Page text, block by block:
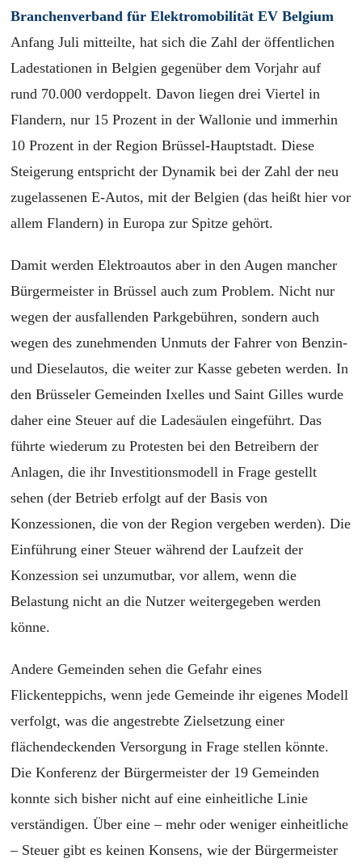
Branchenverband für Elektromobilität EV Belgium
Anfang Juli mitteilte, hat sich die Zahl der öffentlichen
Ladestationen in Belgien gegenüber dem Vorjahr auf
rund 70.000 verdoppelt. Davon liegen drei Viertel in
Flandern, nur 15 Prozent in der Wallonie und immerhin
10 Prozent in der Region Brüssel-Hauptstadt. Diese
Steigerung entspricht der Dynamik bei der Zahl der neu
zugelassenen E-Autos, mit der Belgien (das heißt hier vor
allem Flandern) in Europa zur Spitze gehört.
Damit werden Elektroautos aber in den Augen mancher
Bürgermeister in Brüssel auch zum Problem. Nicht nur
wegen der ausfallenden Parkgebühren, sondern auch
wegen des zunehmenden Unmuts der Fahrer von Benzin-
und Dieselautos, die weiter zur Kasse gebeten werden. In
den Brüsseler Gemeinden Ixelles und Saint Gilles wurde
daher eine Steuer auf die Ladesäulen eingeführt. Das
führte wiederum zu Protesten bei den Betreibern der
Anlagen, die ihr Investitionsmodell in Frage gestellt
sehen (der Betrieb erfolgt auf der Basis von
Konzessionen, die von der Region vergeben werden). Die
Einführung einer Steuer während der Laufzeit der
Konzession sei unzumutbar, vor allem, wenn die
Belastung nicht an die Nutzer weitergegeben werden
könne.
Andere Gemeinden sehen die Gefahr eines
Flickenteppichs, wenn jede Gemeinde ihr eigenes Modell
verfolgt, was die angestrebte Zielsetzung einer
flächendeckenden Versorgung in Frage stellen könnte.
Die Konferenz der Bürgermeister der 19 Gemeinden
konnte sich bisher nicht auf eine einheitliche Linie
verständigen. Über eine – mehr oder weniger einheitliche
– Steuer gibt es keinen Konsens, wie der Bürgermeister